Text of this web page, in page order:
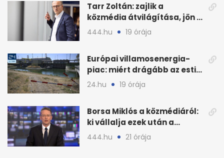
Tarr Zoltán: zajlik a
közmédia átvilágítása, jön a
nyilvános véleményezés
444.hu 19 órája
Európai villamosenergia-
piac: miért drágább az esti
áram Magyarországon
24.hu 19 órája
Borsa Miklós a közmédiáról:
ki vállalja ezek után a
munkát?
444.hu 21 órája